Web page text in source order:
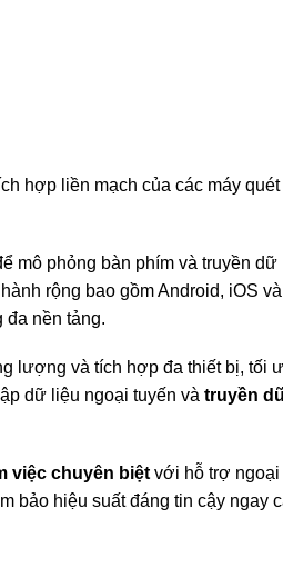
hợp liền mạch của các máy quét
mô phỏng bàn phím và truyền dữ
rộng bao gồm Android, iOS và
đa nền tảng.
lượng và tích hợp đa thiết bị, tối
dữ liệu ngoại tuyến vàtruyền
việc chuyên biệt với hỗ trợ ngoại
bảo hiệu suất đáng tin cậy ngay